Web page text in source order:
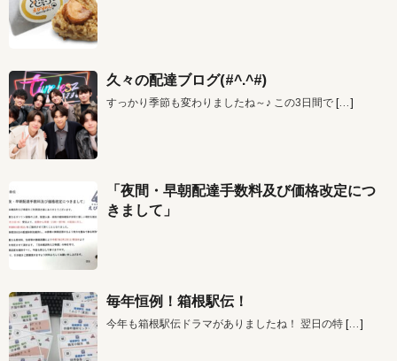
久々の配達ブログ(#^.^#)
すっかり季節も変わりましたね～♪ この3日間で […]
「夜間・早朝配達手数料及び価格改定につ
きまして」
毎年恒例！箱根駅伝！
今年も箱根駅伝ドラマがありましたね！ 翌日の特 […]